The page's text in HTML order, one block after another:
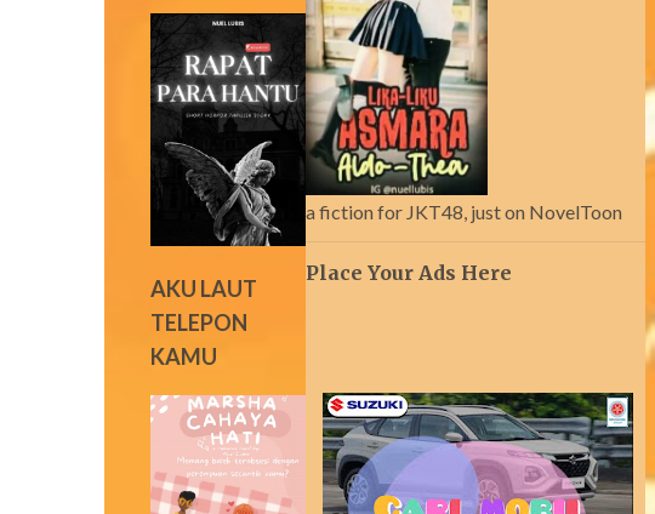
AKU LAUT
TELEPON
KAMU
a fiction for JKT48, just on NovelToon
Place Your Ads Here